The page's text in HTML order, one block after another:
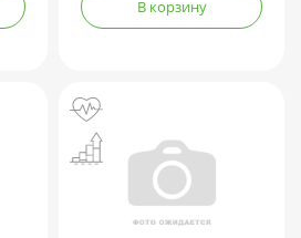
В корзину